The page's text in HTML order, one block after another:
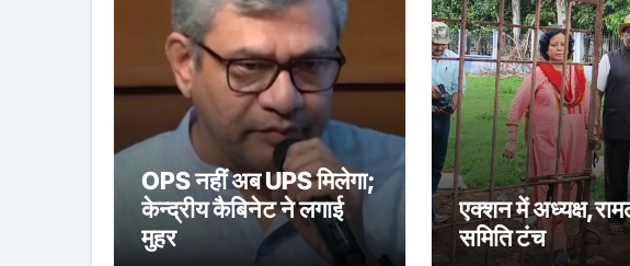
OPS नहीं अब UPS मिलेगा;
केन्द्रीय कैबिनेट ने लगाई
मुहर
एक्शन में
समिति टंच